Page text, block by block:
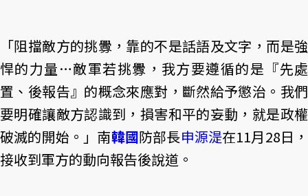
「阻擋敵方的挑釁，靠的不是話語及文字，而是強
悍的力量…敵軍若挑釁，我方要遵循的是『先處
置、後報告』的概念來應對，斷然給予懲治。我們
要明確讓敵方認識到，損害和平的妄動，就是政權
破滅的開始。」南韓國防部長申源湜在11月28日，
接收到軍方的動向報告後說道。